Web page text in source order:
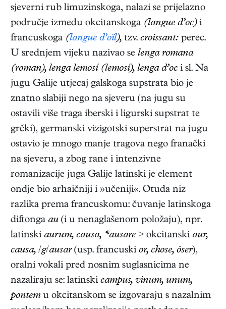
sjeverni rub limuzinskoga, nalazi se prijelazno
područje između okcitanskoga (langue d’oc)i
francuskoga (langue d’oïl), tzv. croissant: perec.
U srednjem vijeku nazivao se lenga romana
(roman), lenga lemosí (lemosí), lenga d’oc i sl. Na
jugu Galije utjecaj galskoga supstrata bio je
znatno slabiji nego na sjeveru (na jugu su
ostavili više traga iberski i ligurski supstrat te
grčki), germanski vizigotski superstrat na jugu
ostavio je mnogo manje tragova nego franački
na sjeveru, a zbog rane i intenzivne
romanizacije juga Galije latinski je element
ondje bio arhaičniji i »učeniji«. Otuda niz
razlika prema francuskomu: čuvanje latinskoga
diftonga au (i u nenaglašenom položaju), npr.
latinski aurum, causa, *ausare > okcitanski aur,
causa, /g/ausar(usp. francuski or, chose, ôser),
oralni vokali pred nosnim suglasnicima ne
nazaliraju se: latinski campus, vinum, unum,
pontemu okcitanskom se izgovaraju s nazalnim